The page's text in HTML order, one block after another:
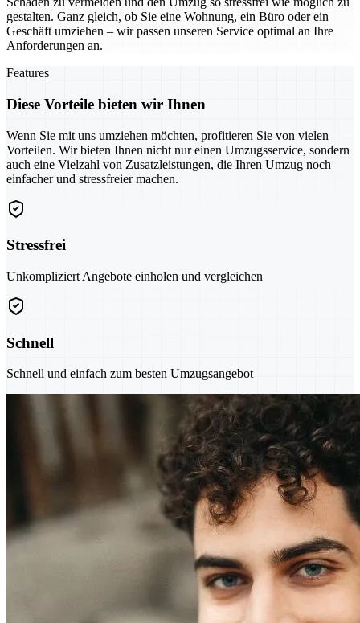
gestalten. Ganz gleich, ob Sie eine Wohnung, ein Büro oder ein
Geschäft umziehen – wir passen unseren Service optimal an Ihre
Anforderungen an.
Features
Diese Vorteile bieten wir Ihnen
Wenn Sie mit uns umziehen möchten, profitieren Sie von vielen
Vorteilen. Wir bieten Ihnen nicht nur einen Umzugsservice, sondern
auch eine Vielzahl von Zusatzleistungen, die Ihren Umzug noch
einfacher und stressfreier machen.
Stressfrei
Unkompliziert Angebote einholen und vergleichen
Schnell
Schnell und einfach zum besten Umzugsangebot